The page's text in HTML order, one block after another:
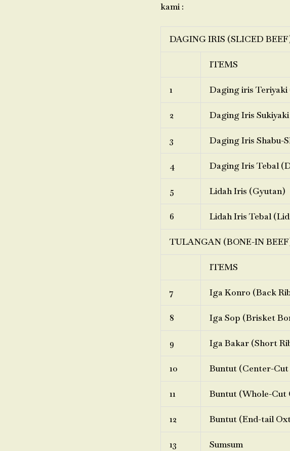
kami :
DAGING IRIS (SLICED
ITEMS
1 Daging iris
2 Daging Iris
3 Daging Iris Shabu-
4 Daging Iris Tebal
5 Lidah Iris (Gyutan)
6 Lidah Iris Tebal
TULANGAN (BONE-IN
ITEMS
7 Iga Konro (Back
8 Iga Sop (Brisket
9 Iga Bakar (Short
10 Buntut (Center-
11 Buntut (Whole-Cut
12 Buntut (End-tail
13 Sumsum